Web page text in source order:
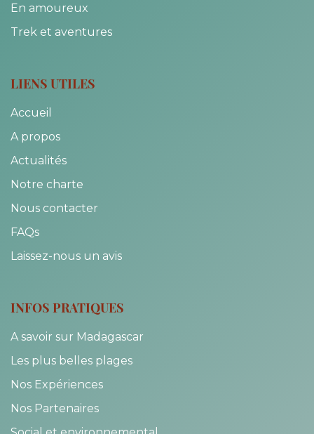
En amoureux
Trek et aventures
LIENS UTILES
Accueil
A propos
Actualités
Notre charte
Nous contacter
FAQs
Laissez-nous un avis
INFOS PRATIQUES
A savoir sur Madagascar
Les plus belles plages
Nos Expériences
Nos Partenaires